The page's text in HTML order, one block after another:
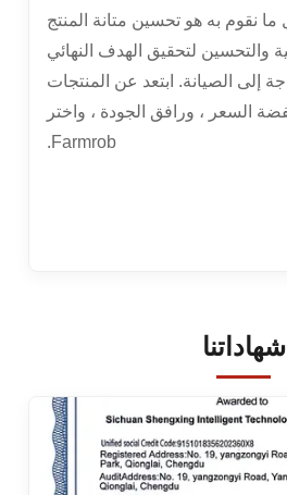
ما نقوم به هو تحسين متانة المنتج
والتحسين لتحقيق الهدف النهائي
إلى الصيانة. ابتعد عن المنتجات
السعر ، ورافق الجودة ، واختر
Farmrob.
شهاداتنا